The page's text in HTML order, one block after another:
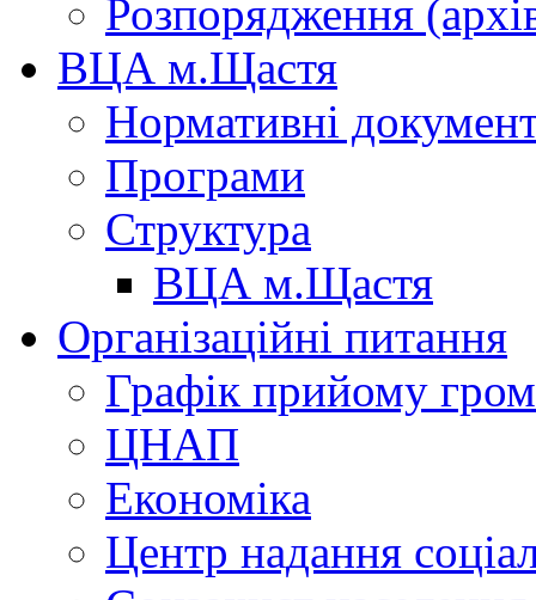
Розпорядження
ВЦА м.Щастя
Нормативні
Програми
Структура
ВЦА м.Щастя
Організаційні питання
Графік прийому
ЦНАП
Економіка
Центр надання